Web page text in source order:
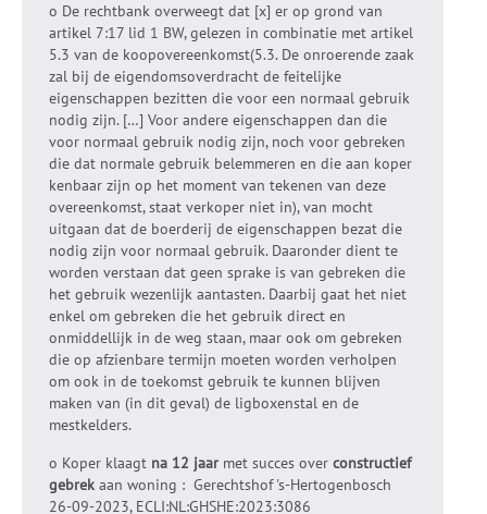
o De rechtbank overweegt dat [x] er op grond van
artikel 7:17 lid 1 BW, gelezen in combinatie met artikel
5.3 van de koopovereenkomst(5.3. De onroerende zaak
zal bij de eigendomsoverdracht de feitelijke
eigenschappen bezitten die voor een normaal gebruik
nodig zijn. […] Voor andere eigenschappen dan die
voor normaal gebruik nodig zijn, noch voor gebreken
die dat normale gebruik belemmeren en die aan koper
kenbaar zijn op het moment van tekenen van deze
overeenkomst, staat verkoper niet in), van mocht
uitgaan dat de boerderij de eigenschappen bezat die
nodig zijn voor normaal gebruik. Daaronder dient te
worden verstaan dat geen sprake is van gebreken die
het gebruik wezenlijk aantasten. Daarbij gaat het niet
enkel om gebreken die het gebruik direct en
onmiddellijk in de weg staan, maar ook om gebreken
die op afzienbare termijn moeten worden verholpen
om ook in de toekomst gebruik te kunnen blijven
maken van (in dit geval) de ligboxenstal en de
mestkelders.
o Koper klaagt na 12 jaar met succes over constructief
gebrek aan woning : Gerechtshof 's-Hertogenbosch
26-09-2023, ECLI:NL:GHSHE:2023:3086